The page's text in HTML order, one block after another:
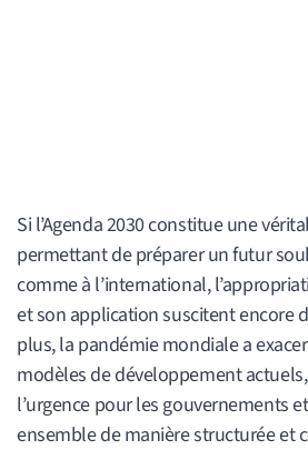
Si l’Agenda 2030 constitue une
permettant de préparer un futur
comme à l’international,
et son application suscitent encore
plus, la pandémie mondiale a
modèles de développement
l’urgence pour les gouvernements
ensemble de manière structurée et